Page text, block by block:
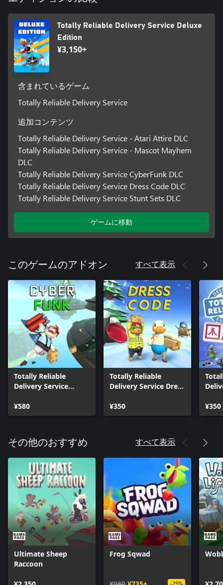
Totally Reliable Delivery Service Deluxe
Edition
¥3,150+
含まれているゲーム
Totally Reliable Delivery Service
追加コンテンツ
Totally Reliable Delivery Service - Atari Attire DLC
Totally Reliable Delivery Service - Mascot Mayhem
DLC
Totally Reliable Delivery Service CyberFunk DLC
Totally Reliable Delivery Service Dress Code DLC
Totally Reliable Delivery Service Stunt Sets DLC
ゲームに移動
このゲームのアドオン すべて表示
Totally Reliable
Delivery Service
¥580
Totally Reliable
Delivery Service Dress
¥350
¥350
その他のおすすめ すべて表示
Ultimate Sheep
Raccoon
Frog Sqwad